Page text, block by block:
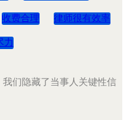
收费合理 律师很有效率
力
们隐藏了当事人关键性信